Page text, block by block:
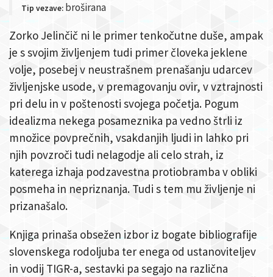
Tip vezave: broširana
Zorko Jelinčič ni le primer tenkočutne duše, ampak
je s svojim življenjem tudi primer človeka jeklene
volje, posebej v neustrašnem prenašanju udarcev
življenjske usode, v premagovanju ovir, v vztrajnosti
pri delu in v poštenosti svojega početja. Pogum
idealizma nekega posameznika pa vedno štrli iz
množice povprečnih, vsakdanjih ljudi in lahko pri
njih povzroči tudi nelagodje ali celo strah, iz
katerega izhaja podzavestna protiobramba v obliki
posmeha in nepriznanja. Tudi s tem mu življenje ni
prizanašalo.
Knjiga prinaša obsežen izbor iz bogate bibliografije
slovenskega rodoljuba ter enega od ustanoviteljev
in vodij TIGR-a, sestavki pa segajo na različna